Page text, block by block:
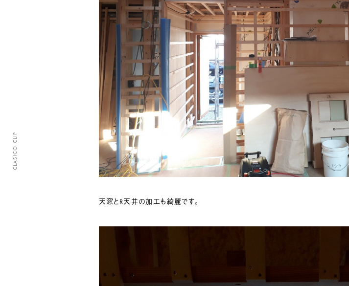
天窓とR天井の加工も綺麗です。
CLASICO CLIP